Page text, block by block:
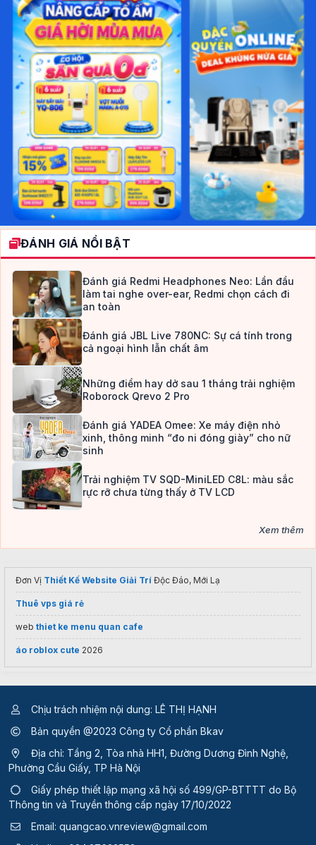
ĐÁNH GIÁ NỔI BẬT
Đánh giá Redmi Headphones Neo: Lần đầu
làm tai nghe over-ear, Redmi chọn cách đi
an toàn
Đánh giá JBL Live 780NC: Sự cá tính trong
cả ngoại hình lẫn chất âm
Những điểm hay dở sau 1 tháng trải nghiệm
Roborock Qrevo 2 Pro
Đánh giá YADEA Omee: Xe máy điện nhỏ
xinh, thông minh “đo ni đóng giày” cho nữ
sinh
Trải nghiệm TV SQD-MiniLED C8L: màu sắc
rực rỡ chưa từng thấy ở TV LCD
Xem thêm
Đơn Vị Thiết Kế Website Giải Trí Độc Đáo, Mới Lạ
Thuê vps giá rẻ
web thiet ke menu quan cafe
áo roblox cute 2026
Chịu trách nhiệm nội dung: LÊ THỊ HẠNH
Bản quyền @2023 Công ty Cổ phần Bkav
Địa chỉ: Tầng 2, Tòa nhà HH1, Đường Dương Đình Nghệ,
Phường Cầu Giấy, TP Hà Nội
Giấy phép thiết lập mạng xã hội số 499/GP-BTTTT do Bộ
Thông tin và Truyền thông cấp ngày 17/10/2022
Email: quangcao.vnreview@gmail.com